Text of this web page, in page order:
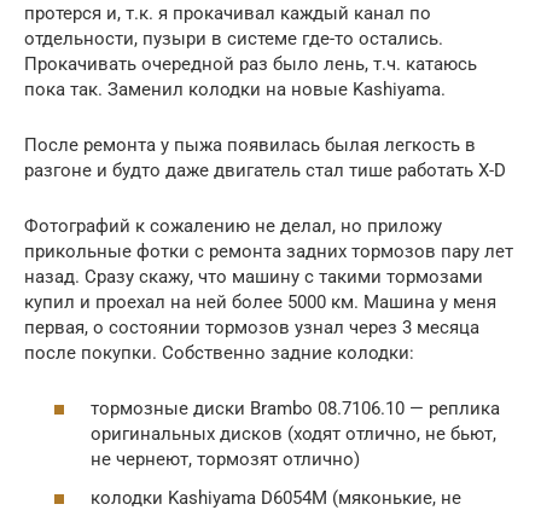
протерся и, т.к. я прокачивал каждый канал по
отдельности, пузыри в системе где-то остались.
Прокачивать очередной раз было лень, т.ч. катаюсь
пока так. Заменил колодки на новые Kashiyama.
После ремонта у пыжа появилась былая легкость в
разгоне и будто даже двигатель стал тише работать X-D
Фотографий к сожалению не делал, но приложу
прикольные фотки с ремонта задних тормозов пару лет
назад. Сразу скажу, что машину с такими тормозами
купил и проехал на ней более 5000 км. Машина у меня
первая, о состоянии тормозов узнал через 3 месяца
после покупки. Собственно задние колодки:
тормозные диски Brambo 08.7106.10 — реплика
оригинальных дисков (ходят отлично, не бьют,
не чернеют, тормозят отлично)
колодки Kashiyama D6054M (мяконькие, не